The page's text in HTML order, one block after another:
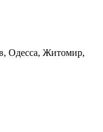
Одесса, Житомир,